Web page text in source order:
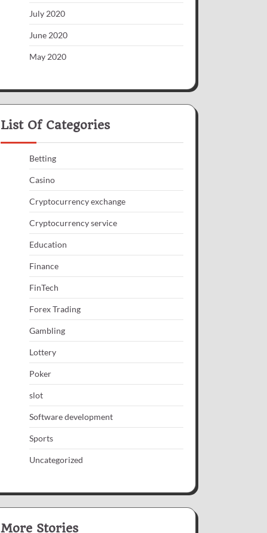
July 2020
June 2020
May 2020
List Of Categories
Betting
Casino
Cryptocurrency exchange
Cryptocurrency service
Education
Finance
FinTech
Forex Trading
Gambling
Lottery
Poker
slot
Software development
Sports
Uncategorized
More Stories